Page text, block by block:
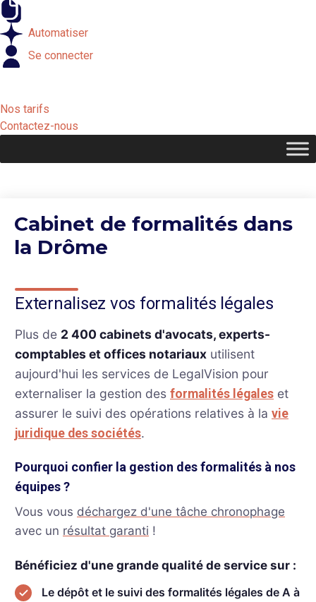
Automatiser
Se connecter
Nos tarifs
Contactez-nous
Cabinet de formalités dans
la Drôme
Externalisez vos formalités légales
Plus de 2 400 cabinets d'avocats, experts-
comptables et offices notariaux utilisent
aujourd'hui les services de LegalVision pour
externaliser la gestion des formalités légales et
assurer le suivi des opérations relatives à la vie
juridique des sociétés.
Pourquoi confier la gestion des formalités à nos
équipes ?
Vous vous déchargez d'une tâche chronophage
avec un résultat garanti !
Bénéficiez d'une grande qualité de service sur :
Le dépôt et le suivi des formalités légales de A à